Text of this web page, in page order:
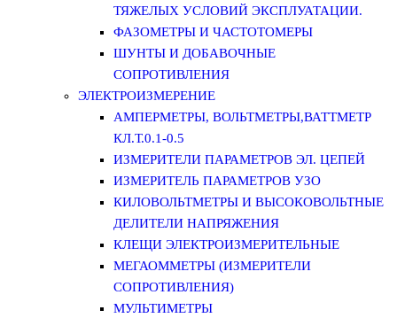
ТЯЖЕЛЫХ УСЛОВИЙ ЭКСПЛУАТАЦИИ.
ФАЗОМЕТРЫ И ЧАСТОТОМЕРЫ
ШУНТЫ И ДОБАВОЧНЫЕ
СОПРОТИВЛЕНИЯ
ЭЛЕКТРОИЗМЕРЕНИЕ
АМПЕРМЕТРЫ, ВОЛЬТМЕТРЫ,ВАТТМЕТР
КЛ.Т.0.1-0.5
ИЗМЕРИТЕЛИ ПАРАМЕТРОВ ЭЛ. ЦЕПЕЙ
ИЗМЕРИТЕЛЬ ПАРАМЕТРОВ УЗО
КИЛОВОЛЬТМЕТРЫ И ВЫСОКОВОЛЬТНЫЕ
ДЕЛИТЕЛИ НАПРЯЖЕНИЯ
КЛЕЩИ ЭЛЕКТРОИЗМЕРИТЕЛЬНЫЕ
МЕГАОММЕТРЫ (ИЗМЕРИТЕЛИ
СОПРОТИВЛЕНИЯ)
МУЛЬТИМЕТРЫ